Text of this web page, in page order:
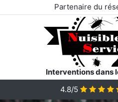
Partenaire du
Interventions dans
4.8/5